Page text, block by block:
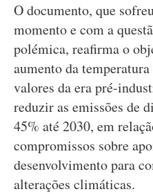
O documento, que
momento e com a
polémica, reafirma o
aumento da temperatura
valores da era pré-
reduzir as emissões de
45% até 2030, em
compromissos sobre
desenvolvimento para
alterações climáticas.